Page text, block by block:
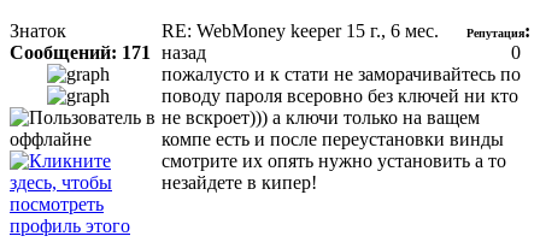
Знаток
Сообщений: 171
RE: WebMoney keeper 15 г., 6 мес.
назад
Репутация:
0
пожалусто и к стати не заморачивайтесь по
поводу пароля всеровно без ключей ни кто
не вскроет))) а ключи только на ващем
компе есть и после переустановки винды
смотрите их опять нужно установить а то
незайдете в кипер!